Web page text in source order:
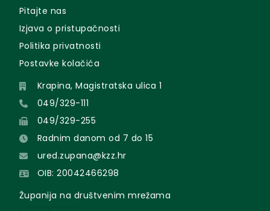
Pitajte nas
Izjava o pristupačnosti
Politika privatnosti
Postavke kolačića
Krapina, Magistratska ulica 1
049/329-111
049/329-255
Radnim danom od 7 do 15
ured.zupana@kzz.hr
OIB: 20042466298
Županija na društvenim mrežama